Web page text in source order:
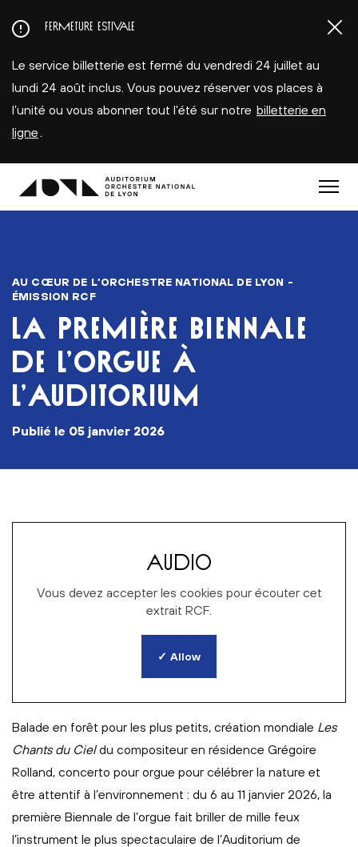
au
principal
FERMETURE ESTIVALE
Le service billetterie est fermé du vendredi 24 juillet au
lundi 24 août inclus. Vous pouvez réserver vos places à
l’unité ou vous abonner tout l'été sur notre billetterie en
ligne
Menu
AU CŒUR DE L’ORCHESTRE NATIONAL DE LYON -
ÉMISSION RCF
LA PREMIÈRE BIENNALE
DE L’ORGUE À
L’AUDITORIUM
publié le 05 janvier 2026
AUDIO
Vous devez accepter les cookies pour écouter cet
extrait RCF.
✓ Allow
Balade en forêt pour les plus petits, création mondiale Les
Chants du Cieldu compositeur en résidence Grégoire
Rolland, concerto pour orgue pour célébrer la nature et
être attentif à l’environnement : du 6 au 11 janvier 2026, la
première Biennale de l’orgue fait briller de mille feux
l’instrument le plus spectaculaire de l’Auditorium de